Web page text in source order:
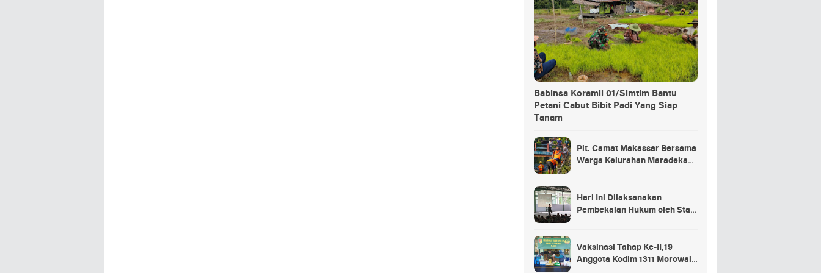
Babinsa Koramil 01/Simtim Bantu
Petani Cabut Bibit Padi Yang Siap
Tanam
Plt. Camat Makassar Bersama
Warga Kelurahan Maradekaya
Hari Ini Dilaksanakan
Pembekalan Hukum oleh Staf
Kostrad
Vaksinasi Tahap Ke-II,19
Anggota Kodim 1311 Morowali